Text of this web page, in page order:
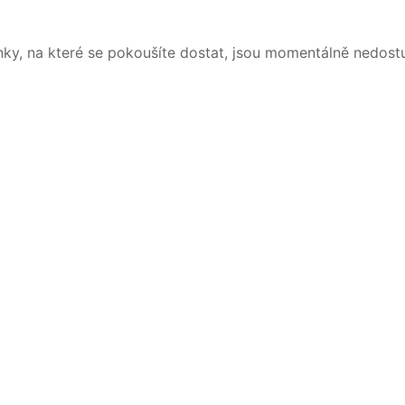
na které se pokoušíte dostat, jsou momentálně